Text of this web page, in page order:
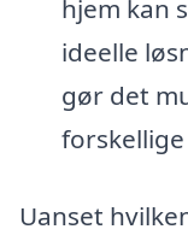
hjem kan
ideelle
gør det
Uanset